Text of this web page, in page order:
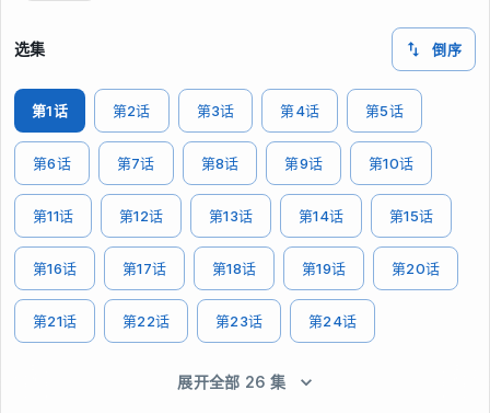
选集 倒序
第1话 第2话 第3话 第4话 第5话
第6话 第7话 第8话 第9话 第10话
第11话 第12话 第13话 第14话 第15话
第16话 第17话 第18话 第19话 第20话
第21话 第22话 第23话 第24话
展开全部 26 集